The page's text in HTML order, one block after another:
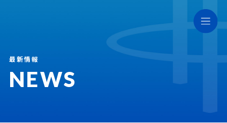
NEWS
最新情報